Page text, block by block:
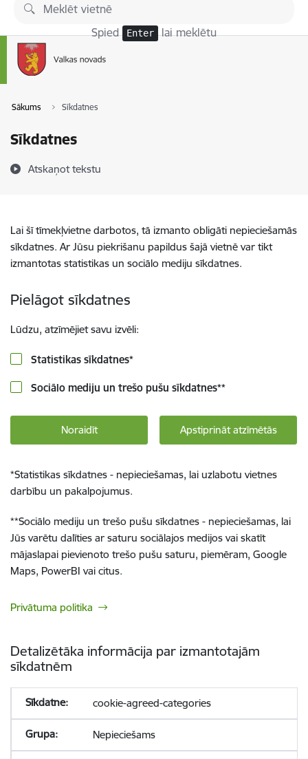
Pāriet uz lapas saturu
Spied Enter lai meklētu
Sākums Sīkdatnes
Sīkdatnes
Atskaņot tekstu
Lai šī tīmekļvietne darbotos, tā izmanto obligāti nepieciešamās
sīkdatnes. Ar Jūsu piekrišanu papildus šajā vietnē var tikt
izmantotas statistikas un sociālo mediju sīkdatnes.
Pielāgot sīkdatnes
Lūdzu, atzīmējiet savu izvēli:
Statistikas sīkdatnes*
Sociālo mediju un trešo pušu sīkdatnes**
Noraidīt Apstiprināt atzīmētās
*Statistikas sīkdatnes - nepieciešamas, lai uzlabotu vietnes
darbību un pakalpojumus.
**Sociālo mediju un trešo pušu sīkdatnes - nepieciešamas, lai
Jūs varētu dalīties ar saturu sociālajos medijos vai skatīt
mājaslapai pievienoto trešo pušu saturu, piemēram, Google
Maps, PowerBI vai citus.
Privātuma politika
Detalizētāka informācija par izmantotajām
sīkdatnēm
cookie-agreed-categories
Nepieciešams